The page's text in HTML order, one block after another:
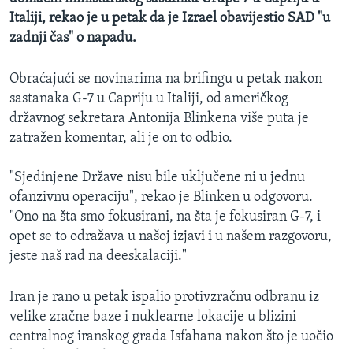
Jezici
Italiji, rekao je u petak da je Izrael obavijestio SAD "u
zadnji čas" o napadu.
Obraćajući se novinarima na brifingu u petak nakon
sastanaka G-7 u Capriju u Italiji, od američkog
državnog sekretara Antonija Blinkena više puta je
zatražen komentar, ali je on to odbio.
"Sjedinjene Države nisu bile uključene ni u jednu
ofanzivnu operaciju", rekao je Blinken u odgovoru.
"Ono na šta smo fokusirani, na šta je fokusiran G-7, i
opet se to odražava u našoj izjavi i u našem razgovoru,
jeste naš rad na deeskalaciji."
Iran je rano u petak ispalio protivzračnu odbranu iz
velike zračne baze i nuklearne lokacije u blizini
centralnog iranskog grada Isfahana nakon što je uočio